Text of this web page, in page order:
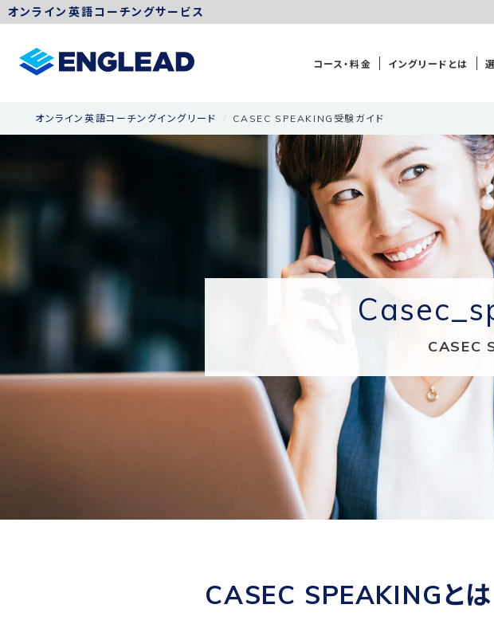
オンライン英語コーチングサービス
コース・料金 イングリードとは
オンライン英語コーチングイングリード CASEC SPEAKING受験ガイド
CASEC
CASEC SPEAKINGとは